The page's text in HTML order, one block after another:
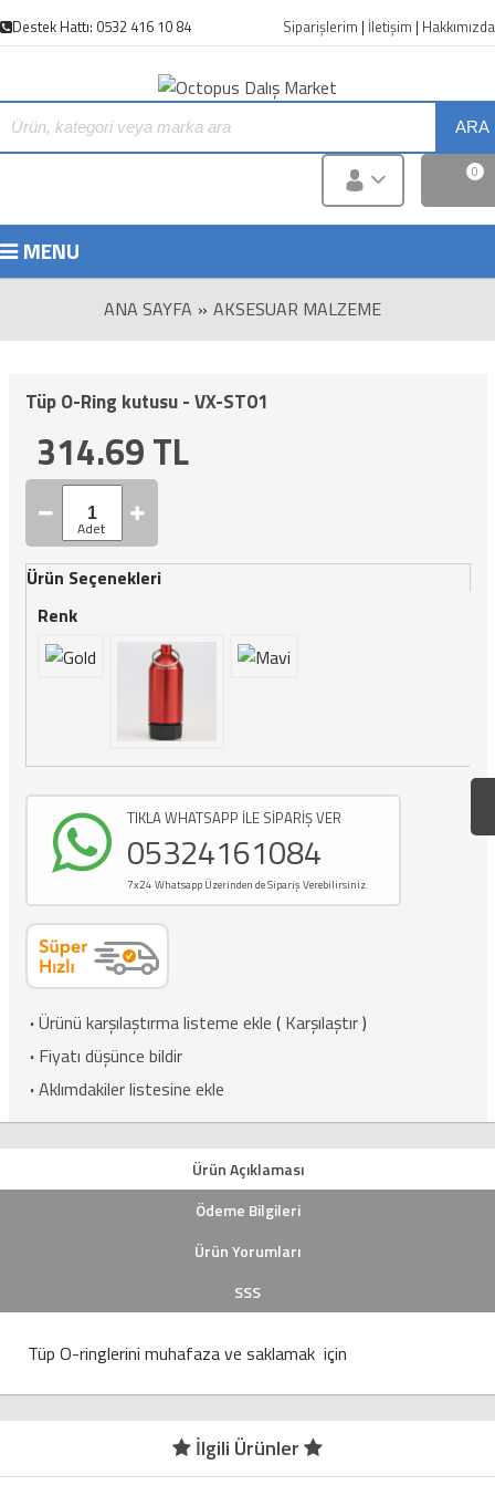
Destek Hattı: 0532 416 10 84 Siparişlerim | İletişim | Hakkımızda
ARA
0
MENU
ANA SAYFA » AKSESUAR MALZEME
Tüp O-Ring kutusu - VX-ST01
314.69TL
Ürün Seçenekleri
Renk
TIKLA WHATSAPP İLE SİPARİŞ VER
05324161084
7x24 Whatsapp Üzerinden de Sipariş Verebilirsiniz.
·Ürünü karşılaştırma listeme ekle ( Karşılaştır)
· Fiyatı düşünce bildir
·Aklımdakiler listesine ekle
Ürün Açıklaması
Ödeme Bilgileri
Ürün Yorumları
SSS
Tüp O-ringlerini muhafaza ve saklamak için
İlgili Ürünler